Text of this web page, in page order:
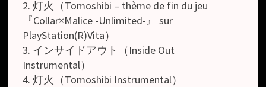
2. 灯火（Tomoshibi – thème de fin du jeu
『Collar×Malice -Unlimited-』 sur
PlayStation(R)Vita）
3. インサイドアウト（Inside Out
Instrumental）
4. 灯火（Tomoshibi Instrumental）